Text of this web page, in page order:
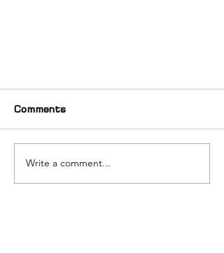
Comments
Write a comment...